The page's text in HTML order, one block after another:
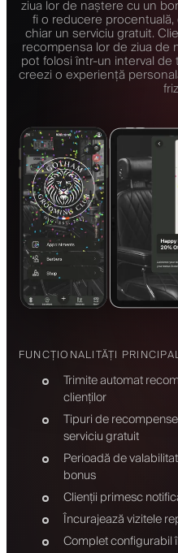
ziua lor de naștere cu un
fi o reducere
chiar un serviciu gratuit.
recompensa lor de ziua de
pot folosi într-un interval
creezi o experiență
FUNCȚIONALITĂȚI
Trimite automat
clienților
Tipuri de
serviciu gratuit
Perioadă de
bonus
Clienții primesc
Încurajează vizitele
Complet configurabil